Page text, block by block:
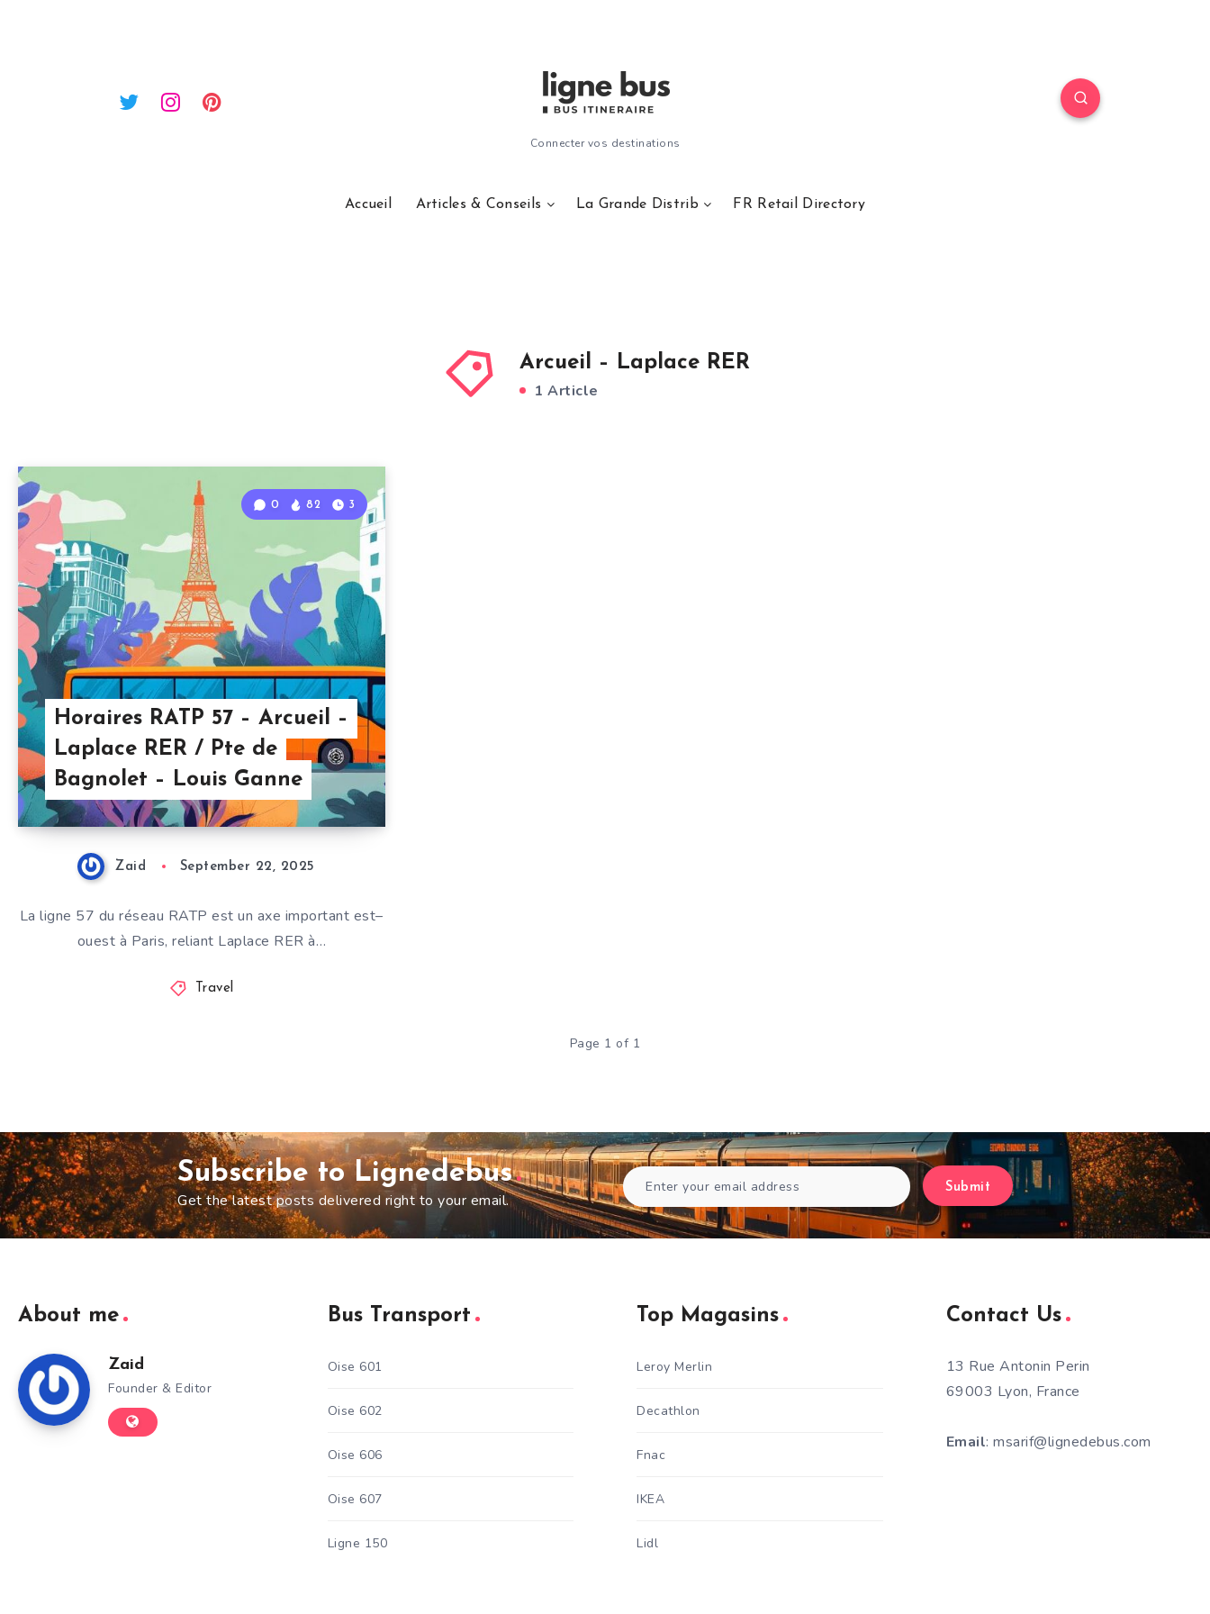
Connecter vos destinations
Accueil Articles & Conseils La Grande Distrib FR Retail Directory
Arcueil – Laplace RER
1 Article
Horaires RATP 57 – Arcueil –
Laplace RER / Pte de
Bagnolet – Louis Ganne
0 82 3
Zaid September 22, 2025
La ligne 57 du réseau RATP est un axe important est–
ouest à Paris, reliant Laplace RER à…
Travel
Page 1 of 1
Subscribe to Lignedebus
Get the latest posts delivered right to your email.
Submit
About me
Zaid
Founder & Editor
Bus Transport
Oise 601
Oise 602
Oise 606
Oise 607
Ligne 150
Top Magasins
Leroy Merlin
Decathlon
Fnac
IKEA
Lidl
Contact Us
13 Rue Antonin Perin
69003 Lyon, France
Email: msarif@lignedebus.com